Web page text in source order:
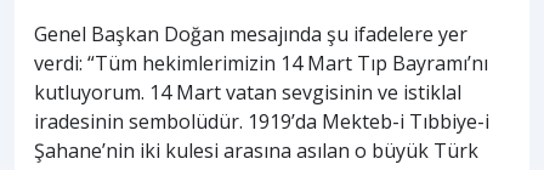
Genel Başkan Doğan mesajında şu ifadelere yer
verdi: “Tüm hekimlerimizin 14 Mart Tıp Bayramı’nı
kutluyorum. 14 Mart vatan sevgisinin ve istiklal
iradesinin sembolüdür. 1919’da Mekteb-i Tıbbiye-i
Şahane’nin iki kulesi arasına asılan o büyük Türk